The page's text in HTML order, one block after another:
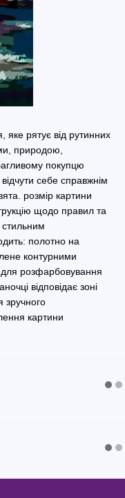
рятує від рутинних
природою,
покупцю
себе справжнім
розмір картини
щодо правил та
стильним
полотно на
контурними
для розфарбовування
відповідає зоні
зручного
картини